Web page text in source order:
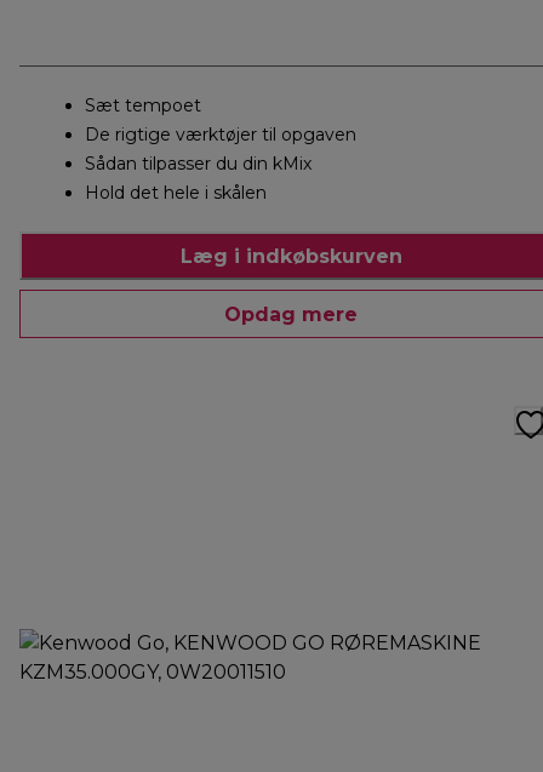
Sæt tempoet
De rigtige værktøjer til opgaven
Sådan tilpasser du din kMix
Hold det hele i skålen
Læg i indkøbskurven
Opdag mere